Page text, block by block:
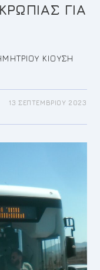
ΓΙΑ
ΚΙΟΥΣΗ
13 ΣΕΠΤΕΜΒΡΊΟΥ 2023